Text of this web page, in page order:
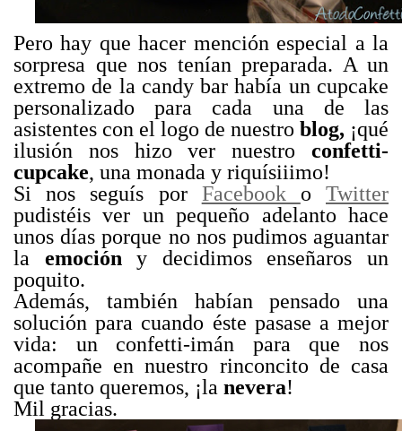
Pero hay que hacer mención especial a la
sorpresa que nos tenían preparada. A un
extremo de la candy bar había un cupcake
personalizado para cada una de las
asistentes con el logo de nuestro blog, ¡qué
ilusión nos hizo ver nuestro confetti-
cupcake, una monada y riquísiiimo!
Si nos seguís por Facebook oTwitter
pudistéis ver un pequeño adelanto hace
unos días porque no nos pudimos aguantar
la emoción y decidimos enseñaros un
poquito.
Además, también habían pensado una
solución para cuando éste pasase a mejor
vida: un confetti-imán para que nos
acompañe en nuestro rinconcito de casa
que tanto queremos, ¡la nevera!
Mil gracias.